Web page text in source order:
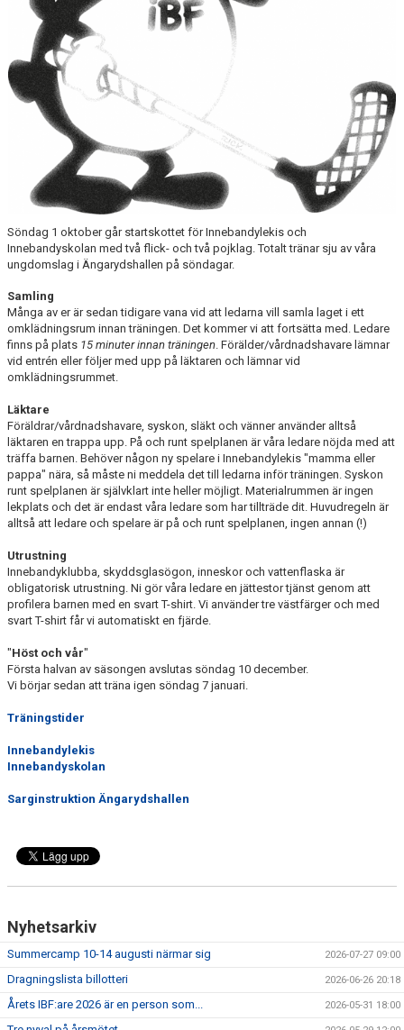
Söndag 1 oktober går startskottet för Innebandylekis och
Innebandyskolan med två flick- och två pojklag. Totalt tränar sju av våra
ungdomslag i Ängarydshallen på söndagar.
Samling
Många av er är sedan tidigare vana vid att ledarna vill samla laget i ett
omklädningsrum innan träningen. Det kommer vi att fortsätta med. Ledare
finns på plats 15 minuter innan träningen. Förälder/vårdnadshavare lämnar
vid entrén eller följer med upp på läktaren och lämnar vid
omklädningsrummet.
Läktare
Föräldrar/vårdnadshavare, syskon, släkt och vänner använder alltså
läktaren en trappa upp. På och runt spelplanen är våra ledare nöjda med att
träffa barnen. Behöver någon ny spelare i Innebandylekis "mamma eller
pappa" nära, så måste ni meddela det till ledarna inför träningen. Syskon
runt spelplanen är självklart inte heller möjligt. Materialrummen är ingen
lekplats och det är endast våra ledare som har tillträde dit. Huvudregeln är
alltså att ledare och spelare är på och runt spelplanen, ingen annan (!)
Utrustning
Innebandyklubba, skyddsglasögon, inneskor och vattenflaska är
obligatorisk utrustning. Ni gör våra ledare en jättestor tjänst genom att
profilera barnen med en svart T-shirt. Vi använder tre västfärger och med
svart T-shirt får vi automatiskt en fjärde.
"Höst och vår"
Första halvan av säsongen avslutas söndag 10 december.
Vi börjar sedan att träna igen söndag 7 januari.
Träningstider
Innebandylekis
Innebandyskolan
Sarginstruktion Ängarydshallen
Nyhetsarkiv
Summercamp 10-14 augusti närmar sig 2026-07-27 09:00
Dragningslista billotteri 2026-06-26 20:18
Årets IBF:are 2026 är en person som... 2026-05-31 18:00